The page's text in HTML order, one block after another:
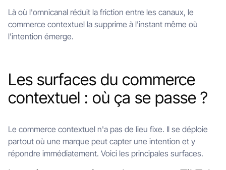
Là où l'omnicanal réduit la friction entre les canaux, le
commerce contextuel la supprime à l'instant même où
l'intention émerge.
Les surfaces du commerce
contextuel : où ça se passe ?
Le commerce contextuel n'a pas de lieu fixe. Il se déploie
partout où une marque peut capter une intention et y
répondre immédiatement. Voici les principales surfaces.